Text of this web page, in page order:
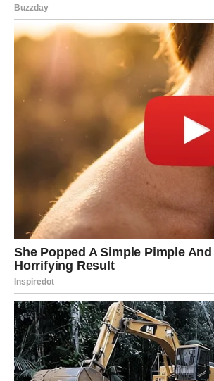
A zvijezde jasno poručuju – razlog
događa baš vama jeste činjenica da ste
strpljenjem konačno zaslužili da vam
što ste ikada očekivali.